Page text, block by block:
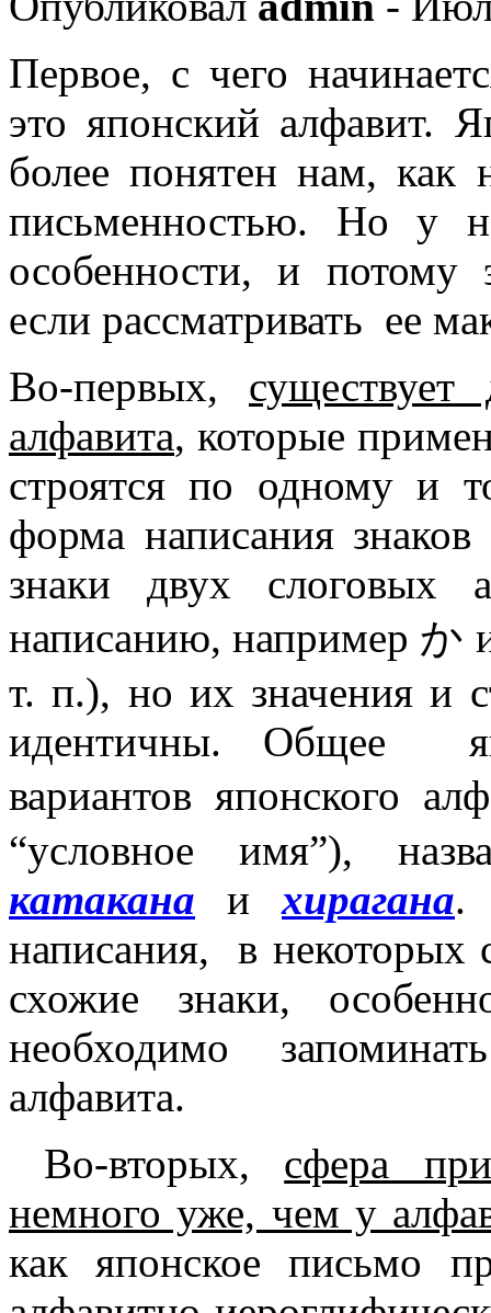
Первое, с чего
это японский алфавит.
более понятен нам, как
письменностью. Но у
особенности, и потому
если рассматривать ее
Во-первых, существует
алфавита, которые
строятся по одному и
форма написания
знаки двух слоговых
написанию, например
т. п.), но их значения и
идентичны. Общее
вариантов японского
“условное имя”),
катакана ихирагана.
написания, в некоторых
схожие знаки,
необходимо
алфавита.
Во-вторых, сфера
немного уже, чем у
как японское письмо